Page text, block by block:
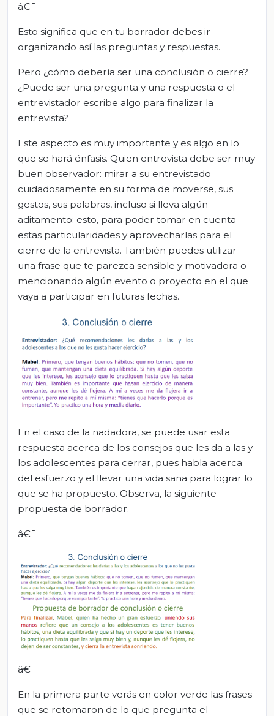
â€¯
Esto significa que en tu borrador debes ir
organizando así las preguntas y respuestas.
Pero ¿cómo debería ser una conclusión o cierre?
¿Puede ser una pregunta y una respuesta o el
entrevistador escribe algo para finalizar la
entrevista?
Este aspecto es muy importante y es algo en lo
que se hará énfasis. Quien entrevista debe ser muy
buen observador: mirar a su entrevistado
cuidadosamente en su forma de moverse, sus
gestos, sus palabras, incluso si lleva algún
aditamento; esto, para poder tomar en cuenta
estas particularidades y aprovecharlas para el
cierre de la entrevista. También puedes utilizar
una frase que te parezca sensible y motivadora o
mencionando algún evento o proyecto en el que
vaya a participar en futuras fechas.
En el caso de la nadadora, se puede usar esta
respuesta acerca de los consejos que les da a las y
los adolescentes para cerrar, pues habla acerca
del esfuerzo y el llevar una vida sana para lograr lo
que se ha propuesto. Observa, la siguiente
propuesta de borrador.
â€¯
â€¯
En la primera parte verás en color verde las frases
que se retomaron de lo que pregunta el